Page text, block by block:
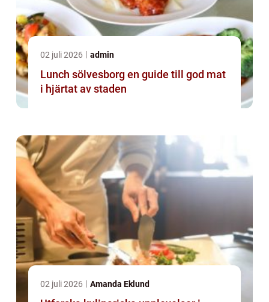
02 juli 2026 admin
Lunch sölvesborg en guide till god mat
i hjärtat av staden
02 juli 2026 Amanda Eklund